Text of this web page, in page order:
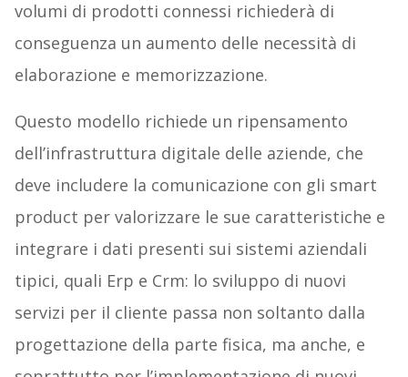
volumi di prodotti connessi richiederà di
conseguenza un aumento delle necessità di
elaborazione e memorizzazione.
Questo modello richiede un ripensamento
dell’infrastruttura digitale delle aziende, che
deve includere la comunicazione con gli smart
product per valorizzare le sue caratteristiche e
integrare i dati presenti sui sistemi aziendali
tipici, quali Erp e Crm: lo sviluppo di nuovi
servizi per il cliente passa non soltanto dalla
progettazione della parte fisica, ma anche, e